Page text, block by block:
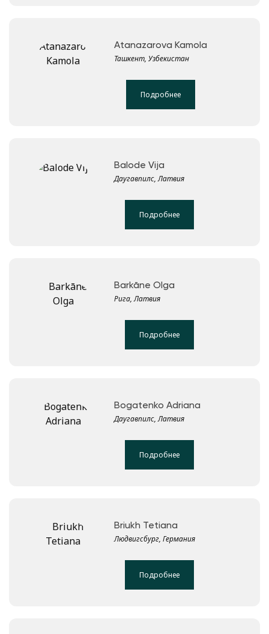
Atanazarova Kamola
Ташкент, Узбекистан
Подробнее
Balode Vija
Даугавпилс, Латвия
Подробнее
Barkāne Olga
Рига, Латвия
Подробнее
Bogatenko Adriana
Даугавпилс, Латвия
Подробнее
Briukh Tetiana
Людвигсбург, Германия
Подробнее